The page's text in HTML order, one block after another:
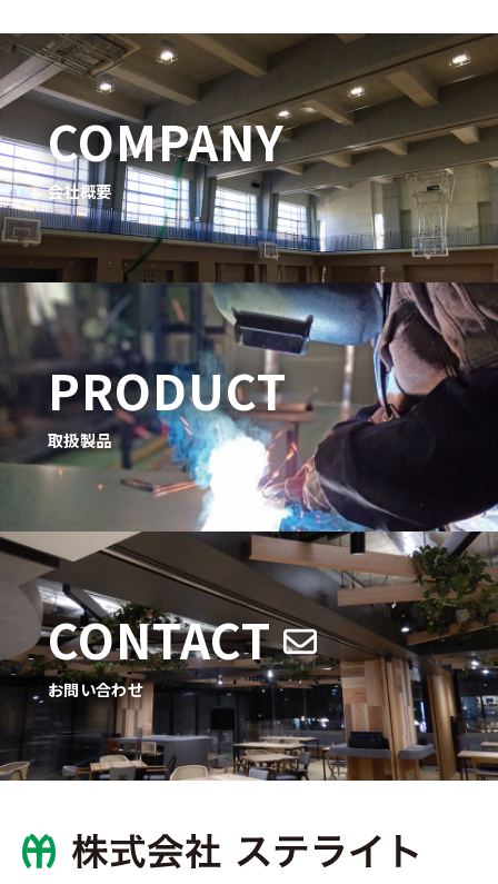
COMPANY
会社概要
PRODUCT
取扱製品
CONTACT
お問い合わせ